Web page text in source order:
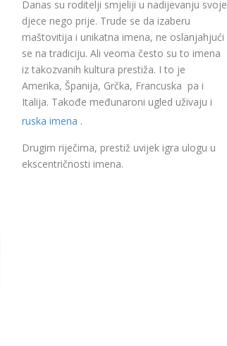
Danas su roditelji smjeliji u nadijevanju svoje
djece nego prije. Trude se da izaberu
maštovitija i unikatna imena, ne oslanjahjući
se na tradiciju. Ali veoma često su to imena
iz takozvanih kultura prestiža. I to je
Amerika, Španija, Grčka, Francuska pa i
Italija. Takođe međunaroni ugled uživaju i
ruska imena .
Drugim riječima, prestiž uvijek igra ulogu u
ekscentričnosti imena.